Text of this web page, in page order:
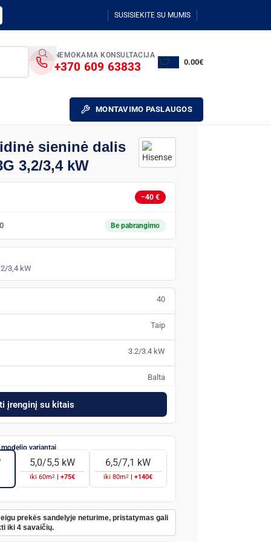
SUSISIEKITE SU MUMIS
NEMOKAMA KONSULTACIJA
+370 609 63833 0.00€
MONTAVIMO PASLAUGOS
sieninė dalis
3,2/3,4 kW
−40 €
Be pabrangimo
3,4 kW
40
Taip
3.2/3.4 kW
Balta
įrenginį su kitais
5,0/5,5 kW
iki60m2 +75€
6,5/7,1 kW
iki80m2 +140€
prekės sandelyje neturime, pristatymas gali
iki 4 savaičių.